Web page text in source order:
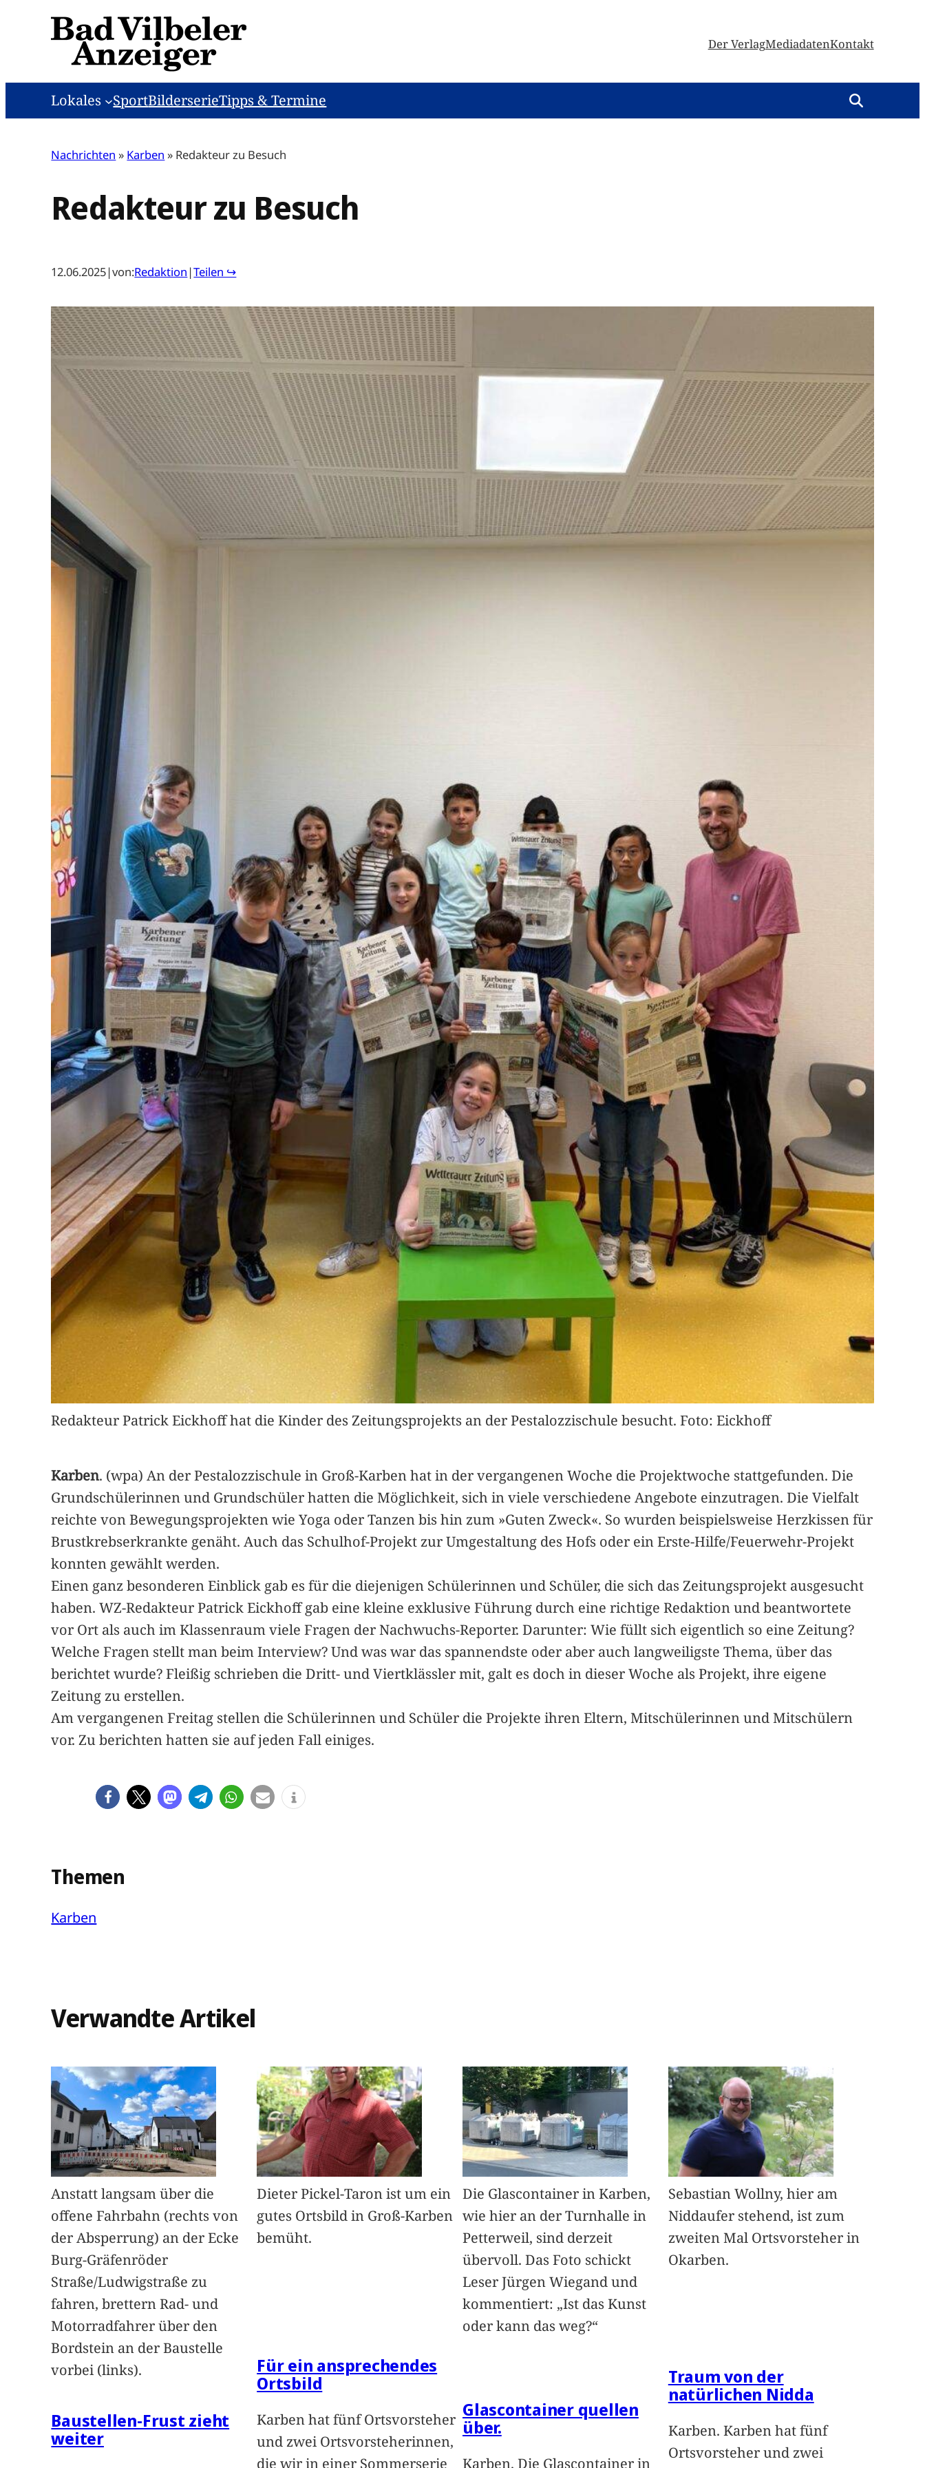
Der VerlagMediadatenKontakt
Lokales SportBilderserieTipps & Termine
Nachrichten » Karben » Redakteur zu Besuch
Redakteur zu Besuch
12.06.2025|von:Redaktion |Teilen ↪
Redakteur Patrick Eickhoff hat die Kinder des Zeitungsprojekts an der Pestalozzischule besucht. Foto: Eickhoff
Karben. (wpa) An der Pestalozzischule in Groß-Karben hat in der vergangenen Woche die Projektwoche stattgefunden. Die
Grundschülerinnen und Grundschüler hatten die Möglichkeit, sich in viele verschiedene Angebote einzutragen. Die Vielfalt
reichte von Bewegungsprojekten wie Yoga oder Tanzen bis hin zum »Guten Zweck«. So wurden beispielsweise Herzkissen für
Brustkrebserkrankte genäht. Auch das Schulhof-Projekt zur Umgestaltung des Hofs oder ein Erste-Hilfe/Feuerwehr-Projekt
konnten gewählt werden.
Einen ganz besonderen Einblick gab es für die diejenigen Schülerinnen und Schüler, die sich das Zeitungsprojekt ausgesucht
haben. WZ-Redakteur Patrick Eickhoff gab eine kleine exklusive Führung durch eine richtige Redaktion und beantwortete
vor Ort als auch im Klassenraum viele Fragen der Nachwuchs-Reporter. Darunter: Wie füllt sich eigentlich so eine Zeitung?
Welche Fragen stellt man beim Interview? Und was war das spannendste oder aber auch langweiligste Thema, über das
berichtet wurde? Fleißig schrieben die Dritt- und Viertklässler mit, galt es doch in dieser Woche als Projekt, ihre eigene
Zeitung zu erstellen.
Am vergangenen Freitag stellen die Schülerinnen und Schüler die Projekte ihren Eltern, Mitschülerinnen und Mitschülern
vor. Zu berichten hatten sie auf jeden Fall einiges.
Themen
Karben
Verwandte Artikel
Anstatt langsam über die
offene Fahrbahn (rechts von
der Absperrung) an der Ecke
Burg-Gräfenröder
Straße/Ludwigstraße zu
fahren, brettern Rad- und
Motorradfahrer über den
Bordstein an der Baustelle
vorbei (links).
Baustellen-Frust zieht
weiter
Dieter Pickel-Taron ist um ein
gutes Ortsbild in Groß-Karben
bemüht.
Für ein ansprechendes
Ortsbild
Karben hat fünf Ortsvorsteher
und zwei Ortsvorsteherinnen,
die wir in einer Sommerserie
Die Glascontainer in Karben,
wie hier an der Turnhalle in
Petterweil, sind derzeit
übervoll. Das Foto schickt
Leser Jürgen Wiegand und
kommentiert: „Ist das Kunst
oder kann das weg?“
Glascontainer quellen
über.
Karben. Die Glascontainer in
Sebastian Wollny, hier am
Niddaufer stehend, ist zum
zweiten Mal Ortsvorsteher in
Okarben.
Traum von der
natürlichen Nidda
Karben. Karben hat fünf
Ortsvorsteher und zwei